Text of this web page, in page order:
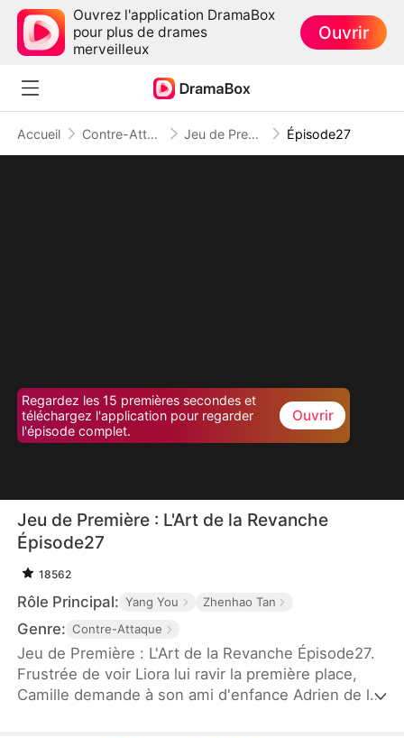
Ouvrez l'application DramaBox
pour plus de drames
merveilleux
Ouvrir
Accueil Contre-Attaque Jeu de Première : L'Art de la Revanche Épisode27
Regardez les 15 premières secondes et
téléchargez l'application pour regarder
l'épisode complet.
Ouvrir
Jeu de Première : L'Art de la Revanche
Épisode27
18562
Rôle Principal: Yang You Zhenhao Tan
Genre: Contre-Attaque
Jeu de Première : L'Art de la Revanche Épisode27.
Frustrée de voir Liora lui ravir la première place,
Camille demande à son ami d'enfance Adrien de la